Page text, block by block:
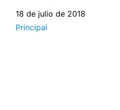
Fecha
18 de julio de 2018
Respecto a
Principal